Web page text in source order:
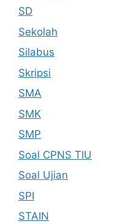
SD
Sekolah
Silabus
Skripsi
SMA
SMK
SMP
Soal CPNS TIU
Soal Ujian
SPI
STAIN